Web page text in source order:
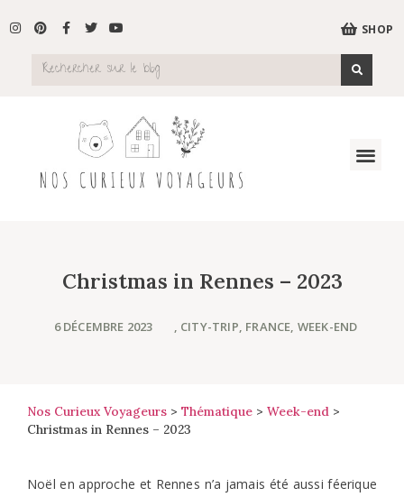
SHOP
Christmas in Rennes – 2023
6 DÉCEMBRE 2023 , CITY-TRIP, FRANCE, WEEK-END
Nos Curieux Voyageurs > Thématique > Week-end >
Christmas in Rennes – 2023
Noël en approche et Rennes n’a jamais été aussi féerique